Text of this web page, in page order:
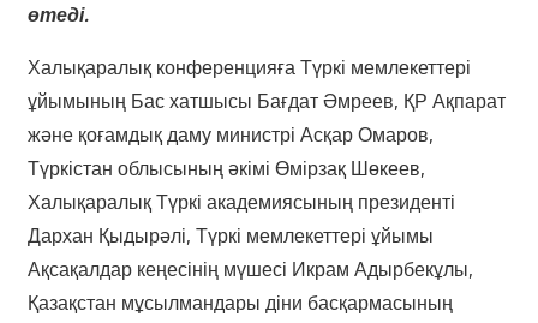
өтеді.
Халықаралық конференцияға Түркі мемлекеттері
ұйымының Бас хатшысы Бағдат Әмреев, ҚР Ақпарат
және қоғамдық даму министрі Асқар Омаров,
Түркістан облысының әкімі Өмірзақ Шөкеев,
Халықаралық Түркі академиясының президенті
Дархан Қыдырәлі, Түркі мемлекеттері ұйымы
Ақсақалдар кеңесінің мүшесі Икрам Адырбекұлы,
Қазақстан мұсылмандары діни басқармасының